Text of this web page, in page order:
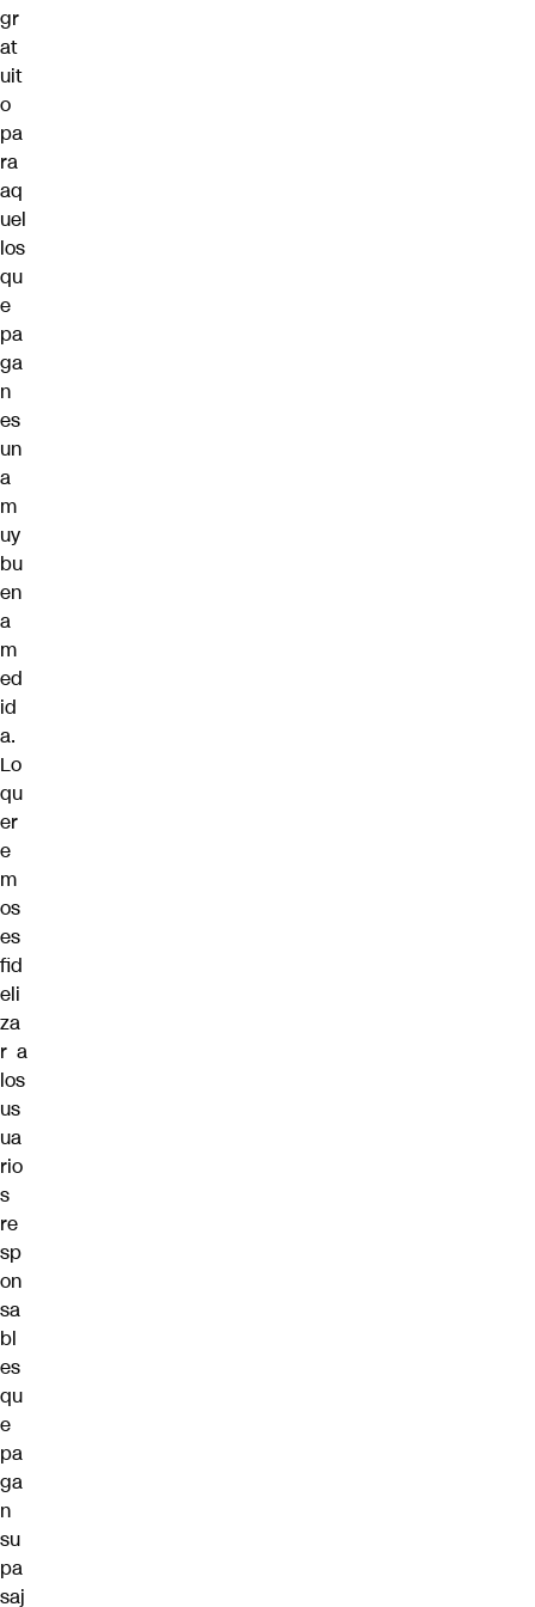
gr
at
uit
o
pa
ra
aq
uel
los
qu
e
pa
ga
n
es
un
a
m
uy
bu
en
a
m
ed
id
a.
Lo
qu
er
e
m
os
es
fid
eli
za
r a
los
us
ua
rio
s
re
sp
on
sa
bl
es
qu
e
pa
ga
n
su
pa
saj